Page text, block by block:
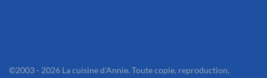
©2003 - 2026 La cuisine d'Annie. Toute copie, reproduction,